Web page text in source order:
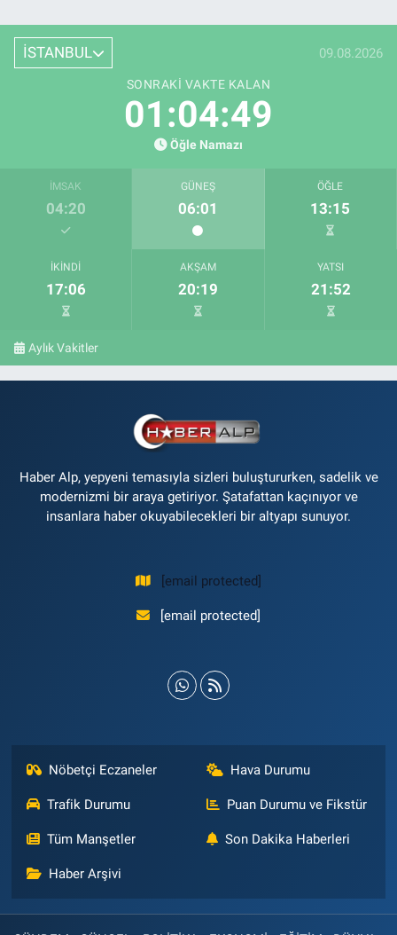
İSTANBUL 09.08.2026
SONRAKI VAKTE KALAN
01:04:49
Öğle Namazı
İMSAK
04:20
GÜNEŞ
06:01
ÖĞLE
13:15
İKINDI
17:06
AKŞAM
20:19
YATSI
21:52
Aylık Vakitler
Haber Alp, yepyeni temasıyla sizleri buluştururken, sadelik ve
modernizmi bir araya getiriyor. Şatafattan kaçınıyor ve
insanlara haber okuyabilecekleri bir altyapı sunuyor.
[email protected]
[email protected]
Nöbetçi Eczaneler Hava Durumu
Trafik Durumu Puan Durumu ve Fikstür
Tüm Manşetler Son Dakika Haberleri
Haber Arşivi